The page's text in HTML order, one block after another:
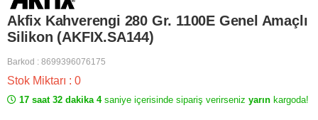
Akfix Kahverengi 280 Gr. 1100E Genel Amaçlı
Silikon (AKFIX.SA144)
Barkod : 8699396076175
Stok Miktarı : 0
17 saat 32 dakika 4saniye içerisinde sipariş verirseniz yarın kargoda!